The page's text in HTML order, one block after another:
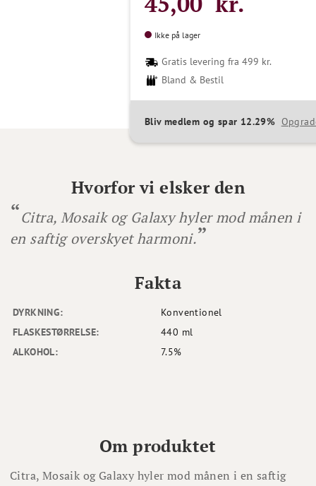
Gratis levering fra 499 kr.
Bland & Bestil
Ikke på lager
Bliv medlem og spar 12.29%
Hvorfor vi elsker den
Citra, Mosaik og Galaxy hyler mod månen i
en saftig overskyet harmoni.
DYRKNING:
Konventionel
FLASKESTØRRELSE:
440 ml
ALKOHOL:
7.5%
Fakta
Om produktet
Citra, Mosaik og Galaxy hyler mod månen i en saftig